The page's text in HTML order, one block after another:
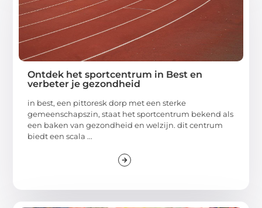
Ontdek het sportcentrum in Best en
verbeter je gezondheid
in best, een pittoresk dorp met een sterke
gemeenschapszin, staat het sportcentrum bekend als
een baken van gezondheid en welzijn. dit centrum
biedt een scala ...